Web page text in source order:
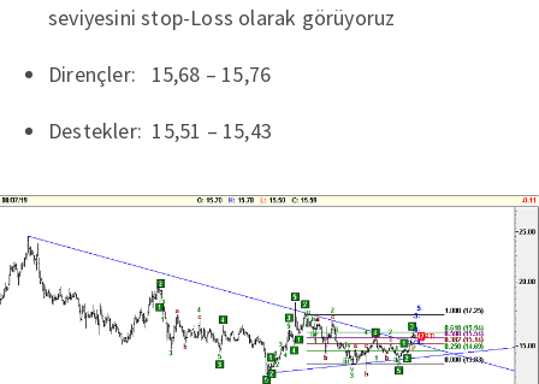
seviyesini stop-Loss olarak görüyoruz
Dirençler: 15,68 – 15,76
Destekler: 15,51 – 15,43